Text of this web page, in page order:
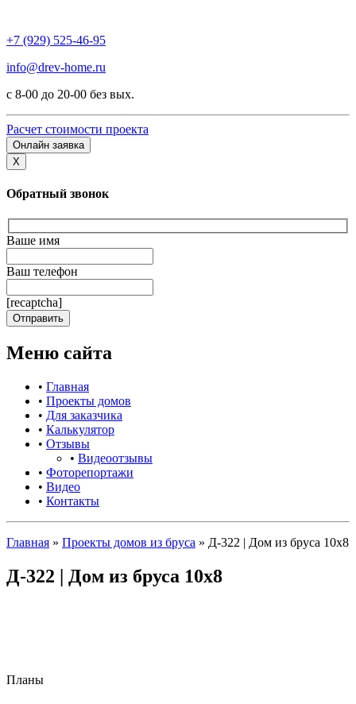
+7 (929) 525-46-95
info@drev-home.ru
с 8-00 до 20-00 без вых.
Расчет стоимости проекта
Онлайн заявка
X
Обратный звонок
Ваше имя
Ваш телефон
[recaptcha]
Меню сайта
• Главная
• Проекты домов
• Для заказчика
• Калькулятор
• Отзывы
• Видеоотзывы
• Фоторепортажи
• Видео
• Контакты
Главная » Проекты домов из бруса » Д-322 | Дом из бруса 10х8
Д-322 | Дом из бруса 10х8
Планы